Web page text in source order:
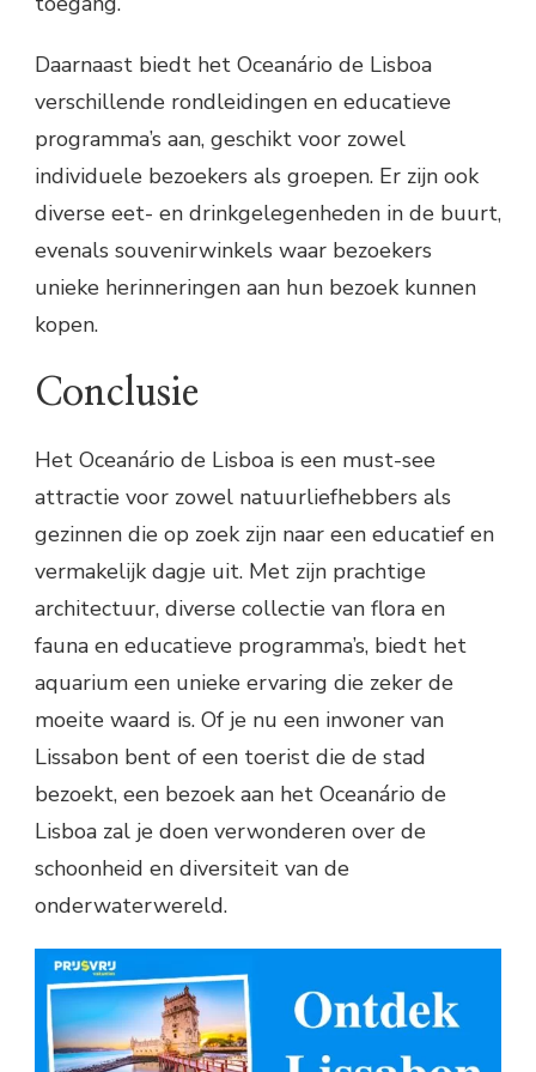
Daarnaast biedt het Oceanário de Lisboa
verschillende rondleidingen en educatieve
programma’s aan, geschikt voor zowel
individuele bezoekers als groepen. Er zijn ook
diverse eet- en drinkgelegenheden in de buurt,
evenals souvenirwinkels waar bezoekers
unieke herinneringen aan hun bezoek kunnen
kopen.
Conclusie
Het Oceanário de Lisboa is een must-see
attractie voor zowel natuurliefhebbers als
gezinnen die op zoek zijn naar een educatief en
vermakelijk dagje uit. Met zijn prachtige
architectuur, diverse collectie van flora en
fauna en educatieve programma’s, biedt het
aquarium een unieke ervaring die zeker de
moeite waard is. Of je nu een inwoner van
Lissabon bent of een toerist die de stad
bezoekt, een bezoek aan het Oceanário de
Lisboa zal je doen verwonderen over de
schoonheid en diversiteit van de
onderwaterwereld.